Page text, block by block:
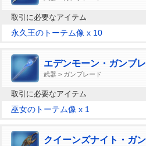
取引に必要なアイテム
永久王のトーテム像 x 10
エデンモーン・ガンブ
武器 > ガンブレード
取引に必要なアイテム
巫女のトーテム像 x 1
クイーンズナイト・ガ